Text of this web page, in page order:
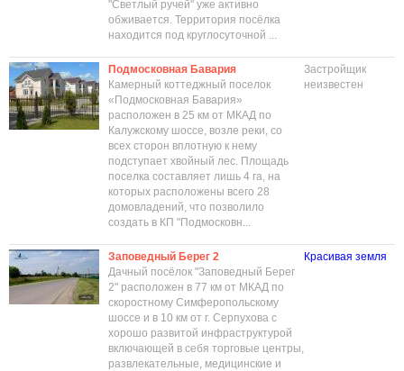
"Светлый ручей" уже активно
обживается. Территория посёлка
находится под круглосуточной ...
Подмосковная Бавария
Камерный коттеджный поселок
«Подмосковная Бавария»
расположен в 25 км от МКАД по
Калужскому шоссе, возле реки, со
всех сторон вплотную к нему
подступает хвойный лес. Площадь
поселка составляет лишь 4 га, на
которых расположены всего 28
домовладений, что позволило
создать в КП "Подмосковн...
Застройщик
неизвестен
Заповедный Берег 2
Дачный посёлок "Заповедный Берег
2" расположен в 77 км от МКАД по
скоростному Симферопольскому
шоссе и в 10 км от г. Серпухова с
хорошо развитой инфраструктурой
включающей в себя торговые центры,
развлекательные, медицинские и
Красивая земля